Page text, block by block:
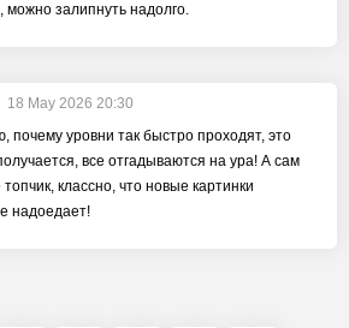
можно залипнуть надолго.
18 May 2026 20:30
почему уровни так быстро проходят, это
все отгадываются на ура! А сам
классно, что новые картинки
надоедает!